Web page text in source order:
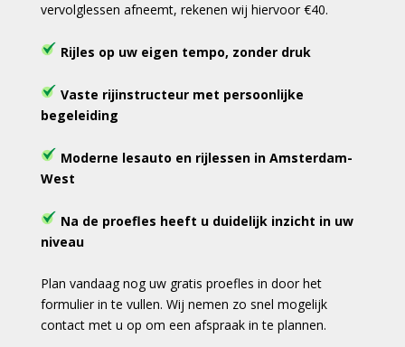
vervolglessen afneemt, rekenen wij hiervoor €40.
Rijles op uw eigen tempo, zonder druk
Vaste rijinstructeur met persoonlijke
begeleiding
Moderne lesauto en rijlessen in Amsterdam-
West
Na de proefles heeft u duidelijk inzicht in uw
niveau
Plan vandaag nog uw gratis proefles in door het
formulier in te vullen. Wij nemen zo snel mogelijk
contact met u op om een afspraak in te plannen.